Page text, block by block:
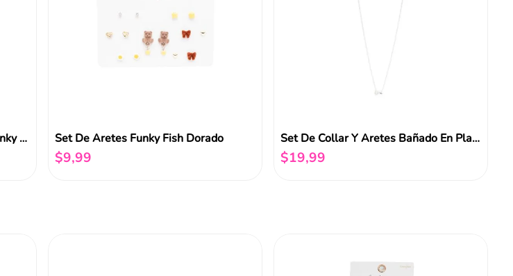
Collar y Aretes Bañado en Oro Funky Fish Set De Aretes Funky Fish Dorado
$9,99
Set De Collar Y Aretes Bañado En Plata
$19,99